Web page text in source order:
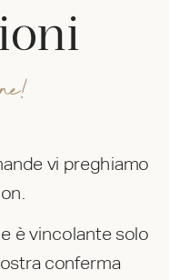
vi preghiamo
è vincolante solo
conferma